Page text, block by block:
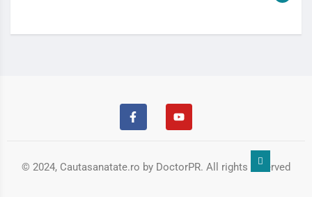
© 2024, Cautasanatate.ro by DoctorPR. All rights reserved